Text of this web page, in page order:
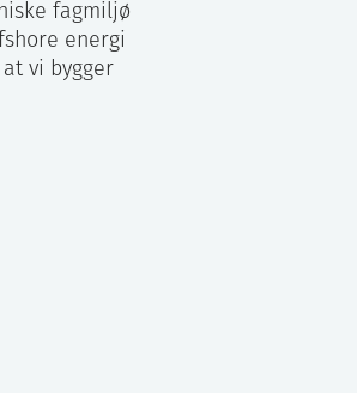
fagmiljø
energi
vi bygger